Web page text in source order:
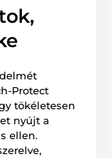
Protect
tökéletesen
nyújt a
ellen.